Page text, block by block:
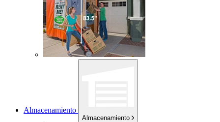
Almacenamiento
Almacenamiento